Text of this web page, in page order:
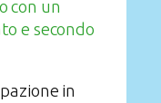
con un
e secondo
in